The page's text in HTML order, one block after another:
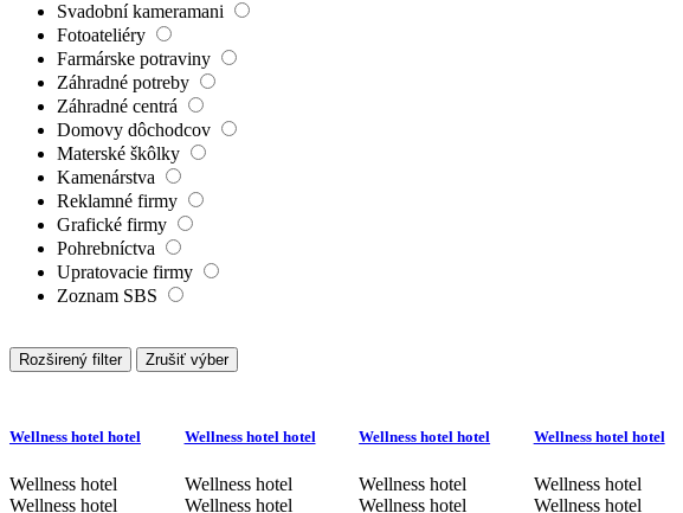
Svadobní kameramani
Fotoateliéry
Farmárske potraviny
Záhradné potreby
Záhradné centrá
Domovy dôchodcov
Materské škôlky
Kamenárstva
Reklamné firmy
Grafické firmy
Pohrebníctva
Upratovacie firmy
Zoznam SBS
Rozširený filter Zrušiť výber
Wellness hotel hotel
Wellness hotel
Wellness hotel
Wellness hotel hotel
Wellness hotel
Wellness hotel
Wellness hotel hotel
Wellness hotel
Wellness hotel
Wellness hotel hotel
Wellness hotel
Wellness hotel